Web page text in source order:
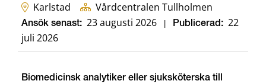
Karlstad Vårdcentralen Tullholmen
Ansök senast: 23 augusti 2026 Publicerad: 22
juli 2026
Biomedicinsk analytiker eller sjuksköterska till